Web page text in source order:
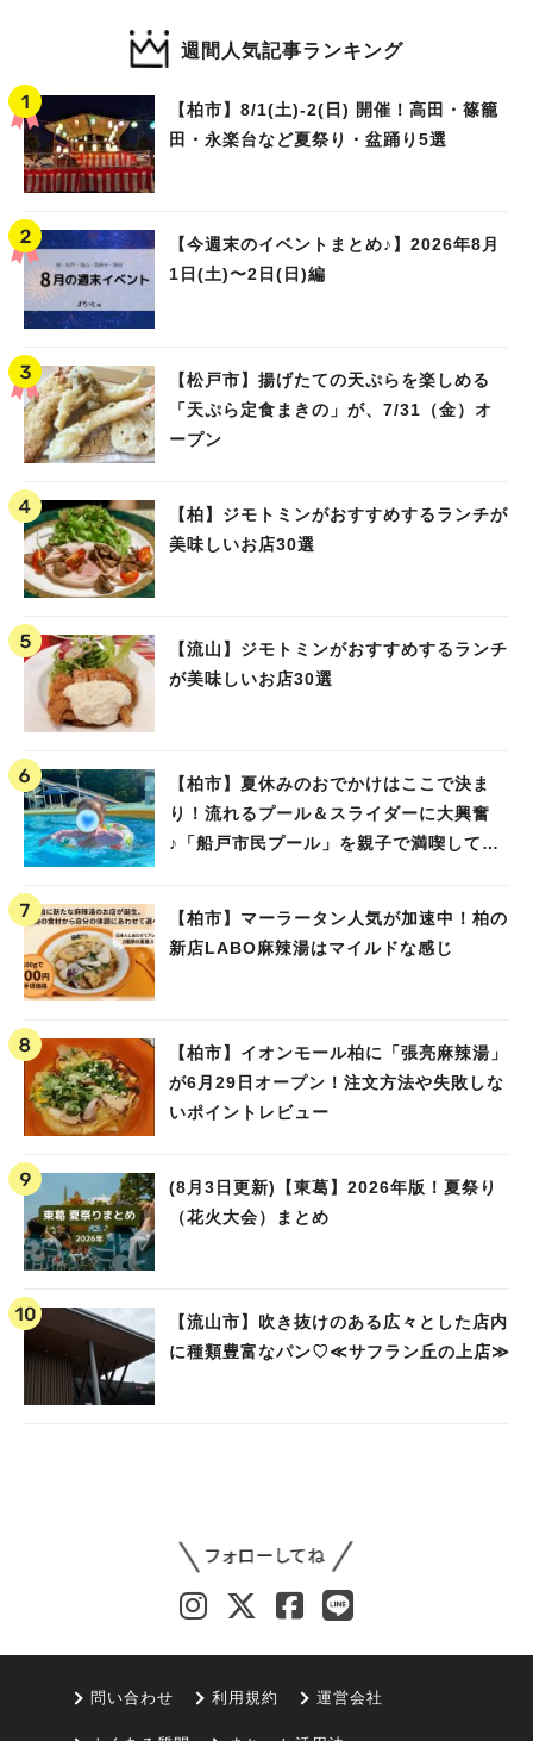
週間人気記事ランキング
【柏市】8/1(土)‐2(日) 開催！高田・篠籠
田・永楽台など夏祭り・盆踊り5選
【今週末のイベントまとめ♪】2026年8月
1日(土)〜2日(日)編
【松戸市】揚げたての天ぷらを楽しめる
「天ぷら定食まきの」が、7/31（金）オ
ープン
【柏】ジモトミンがおすすめするランチが
美味しいお店30選
【流山】ジモトミンがおすすめするランチ
が美味しいお店30選
【柏市】夏休みのおでかけはここで決ま
り！流れるプール＆スライダーに大興奮
♪「船戸市民プール」を親子で満喫してき
【柏市】マーラータン人気が加速中！柏の
新店LABO麻辣湯はマイルドな感じ
【柏市】イオンモール柏に「張亮麻辣湯」
が6月29日オープン！注文方法や失敗しな
いポイントレビュー
(8月3日更新)【東葛】2026年版！夏祭り
（花火大会）まとめ
【流山市】吹き抜けのある広々とした店内
に種類豊富なパン♡≪サフラン丘の上店≫
問い合わせ 利用規約 運営会社